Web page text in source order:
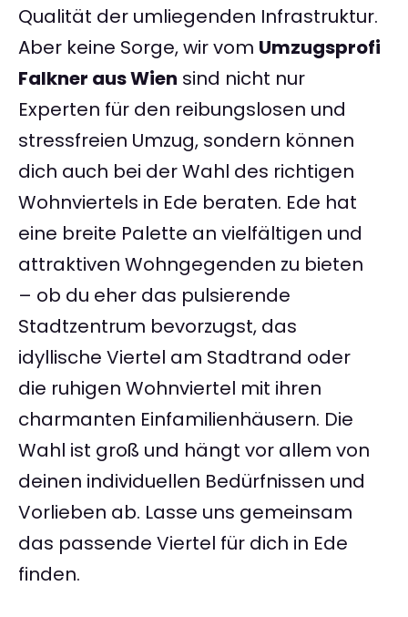
Qualität der umliegenden Infrastruktur.
Aber keine Sorge, wir vom Umzugsprofi
Falkner aus Wien sind nicht nur
Experten für den reibungslosen und
stressfreien Umzug, sondern können
dich auch bei der Wahl des richtigen
Wohnviertels in Ede beraten. Ede hat
eine breite Palette an vielfältigen und
attraktiven Wohngegenden zu bieten
– ob du eher das pulsierende
Stadtzentrum bevorzugst, das
idyllische Viertel am Stadtrand oder
die ruhigen Wohnviertel mit ihren
charmanten Einfamilienhäusern. Die
Wahl ist groß und hängt vor allem von
deinen individuellen Bedürfnissen und
Vorlieben ab. Lasse uns gemeinsam
das passende Viertel für dich in Ede
finden.